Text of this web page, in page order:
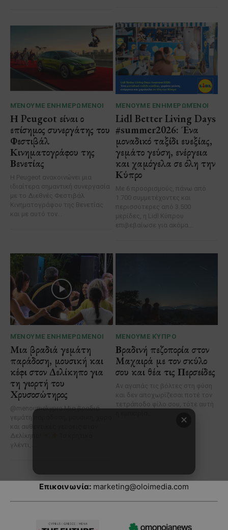
Επικοινωνία: marketing@oloimedia.com